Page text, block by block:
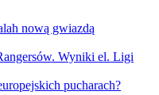
nową gwiazdą
Wyniki el. Ligi
pucharach?